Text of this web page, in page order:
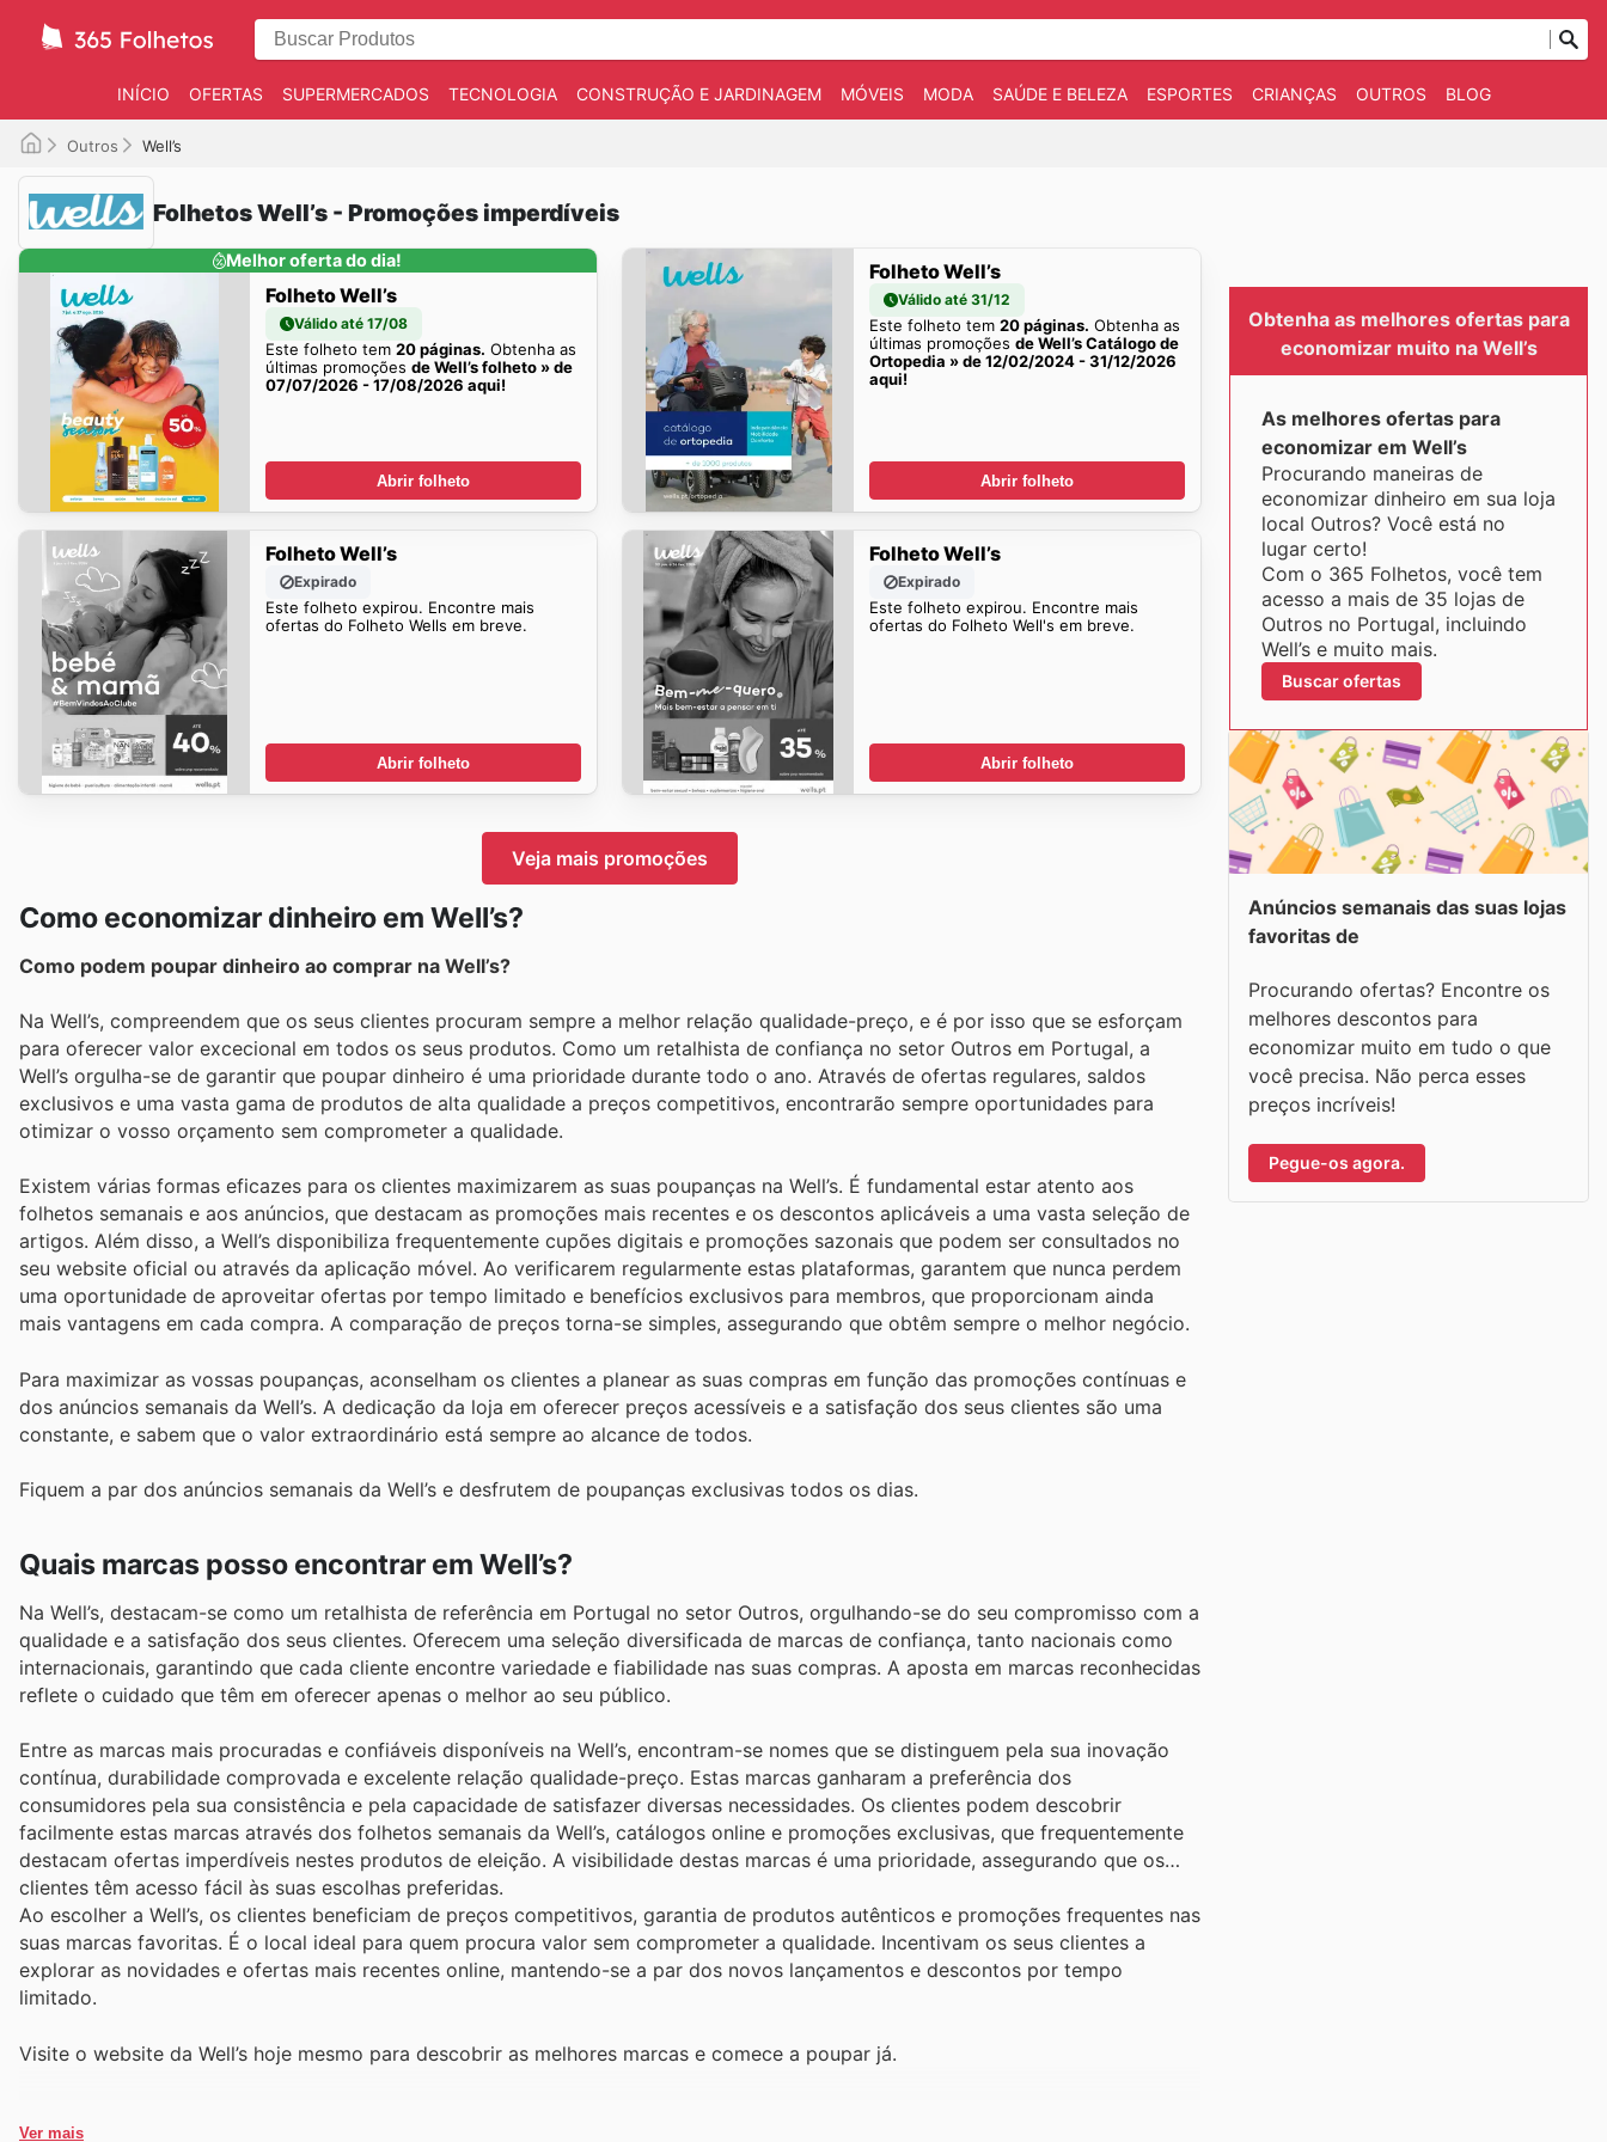
INÍCIO OFERTAS SUPERMERCADOS TECNOLOGIA CONSTRUÇÃO E JARDINAGEM MÓVEIS MODA SAÚDE E BELEZA ESPORTES CRIANÇAS OUTROS BLOG
Outros Well’s
Folhetos Well’s - Promoções imperdíveis
Melhor oferta do dia!
Folheto Well’s
Válido até 17/08
Este folheto tem 20 páginas. Obtenha as
últimas promoções de Well’s folheto » de
07/07/2026 - 17/08/2026 aqui!
Abrir folheto
Folheto Well’s
Válido até 31/12
Este folheto tem20 páginas. Obtenha as
últimas promoçõesde Well’s Catálogo de
Ortopedia » de 12/02/2024 - 31/12/2026
aqui!
Abrir folheto
Folheto Well’s
Expirado
Este folheto expirou. Encontre mais
ofertas do Folheto Wells em breve.
Abrir folheto
Folheto Well’s
Expirado
Este folheto expirou. Encontre mais
ofertas do Folheto Well's em breve.
Abrir folheto
Veja mais promoções
Como economizar dinheiro em Well’s?
Como podem poupar dinheiro ao comprar na Well’s?
Na Well’s, compreendem que os seus clientes procuram sempre a melhor relação qualidade-preço, e é por isso que se esforçam
para oferecer valor excecional em todos os seus produtos. Como um retalhista de confiança no setor Outros em Portugal, a
Well’s orgulha-se de garantir que poupar dinheiro é uma prioridade durante todo o ano. Através de ofertas regulares, saldos
exclusivos e uma vasta gama de produtos de alta qualidade a preços competitivos, encontrarão sempre oportunidades para
otimizar o vosso orçamento sem comprometer a qualidade.
Existem várias formas eficazes para os clientes maximizarem as suas poupanças na Well’s. É fundamental estar atento aos
folhetos semanais e aos anúncios, que destacam as promoções mais recentes e os descontos aplicáveis a uma vasta seleção de
artigos. Além disso, a Well’s disponibiliza frequentemente cupões digitais e promoções sazonais que podem ser consultados no
seu website oficial ou através da aplicação móvel. Ao verificarem regularmente estas plataformas, garantem que nunca perdem
uma oportunidade de aproveitar ofertas por tempo limitado e benefícios exclusivos para membros, que proporcionam ainda
mais vantagens em cada compra. A comparação de preços torna-se simples, assegurando que obtêm sempre o melhor negócio.
Para maximizar as vossas poupanças, aconselham os clientes a planear as suas compras em função das promoções contínuas e
dos anúncios semanais da Well’s. A dedicação da loja em oferecer preços acessíveis e a satisfação dos seus clientes são uma
constante, e sabem que o valor extraordinário está sempre ao alcance de todos.
Fiquem a par dos anúncios semanais da Well’s e desfrutem de poupanças exclusivas todos os dias.
Quais marcas posso encontrar em Well’s?
Na Well’s, destacam-se como um retalhista de referência em Portugal no setor Outros, orgulhando-se do seu compromisso com a
qualidade e a satisfação dos seus clientes. Oferecem uma seleção diversificada de marcas de confiança, tanto nacionais como
internacionais, garantindo que cada cliente encontre variedade e fiabilidade nas suas compras. A aposta em marcas reconhecidas
reflete o cuidado que têm em oferecer apenas o melhor ao seu público.
Entre as marcas mais procuradas e confiáveis disponíveis na Well’s, encontram-se nomes que se distinguem pela sua inovação
contínua, durabilidade comprovada e excelente relação qualidade-preço. Estas marcas ganharam a preferência dos
consumidores pela sua consistência e pela capacidade de satisfazer diversas necessidades. Os clientes podem descobrir
facilmente estas marcas através dos folhetos semanais da Well’s, catálogos online e promoções exclusivas, que frequentemente
destacam ofertas imperdíveis nestes produtos de eleição. A visibilidade destas marcas é uma prioridade, assegurando que os
clientes têm acesso fácil às suas escolhas preferidas.
Ao escolher a Well’s, os clientes beneficiam de preços competitivos, garantia de produtos autênticos e promoções frequentes nas
suas marcas favoritas. É o local ideal para quem procura valor sem comprometer a qualidade. Incentivam os seus clientes a
explorar as novidades e ofertas mais recentes online, mantendo-se a par dos novos lançamentos e descontos por tempo
limitado.
Visite o website da Well’s hoje mesmo para descobrir as melhores marcas e comece a poupar já.
Ver mais
Obtenha as melhores ofertas para
economizar muito na Well’s
As melhores ofertas para
economizar em Well’s
Procurando maneiras de
economizar dinheiro em sua loja
local Outros? Você está no
lugar certo!
Com o 365 Folhetos, você tem
acesso a mais de 35 lojas de
Outros no Portugal, incluindo
Well’s e muito mais.
Buscar ofertas
Anúncios semanais das suas lojas
favoritas de
Procurando ofertas? Encontre os
melhores descontos para
economizar muito em tudo o que
você precisa. Não perca esses
preços incríveis!
Pegue-os agora.